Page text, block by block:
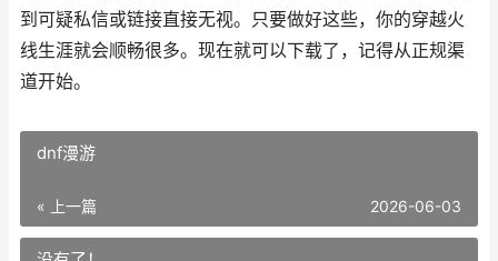
到可疑私信或链接直接无视。只要做好这些，你的穿越火
线生涯就会顺畅很多。现在就可以下载了，记得从正规渠
道开始。
dnf漫游
« 上一篇 2026-06-03